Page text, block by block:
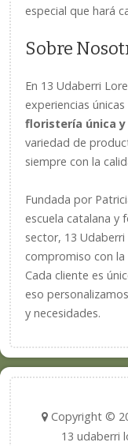
especial que hará
Sobre
En 13 Udaberri
experiencias
floristería única y
variedad de
siempre con la
Fundada por
escuela catalana y
sector, 13
compromiso con la
Cada cliente es
eso
y necesidades.
Copyright ©
13 udaberri